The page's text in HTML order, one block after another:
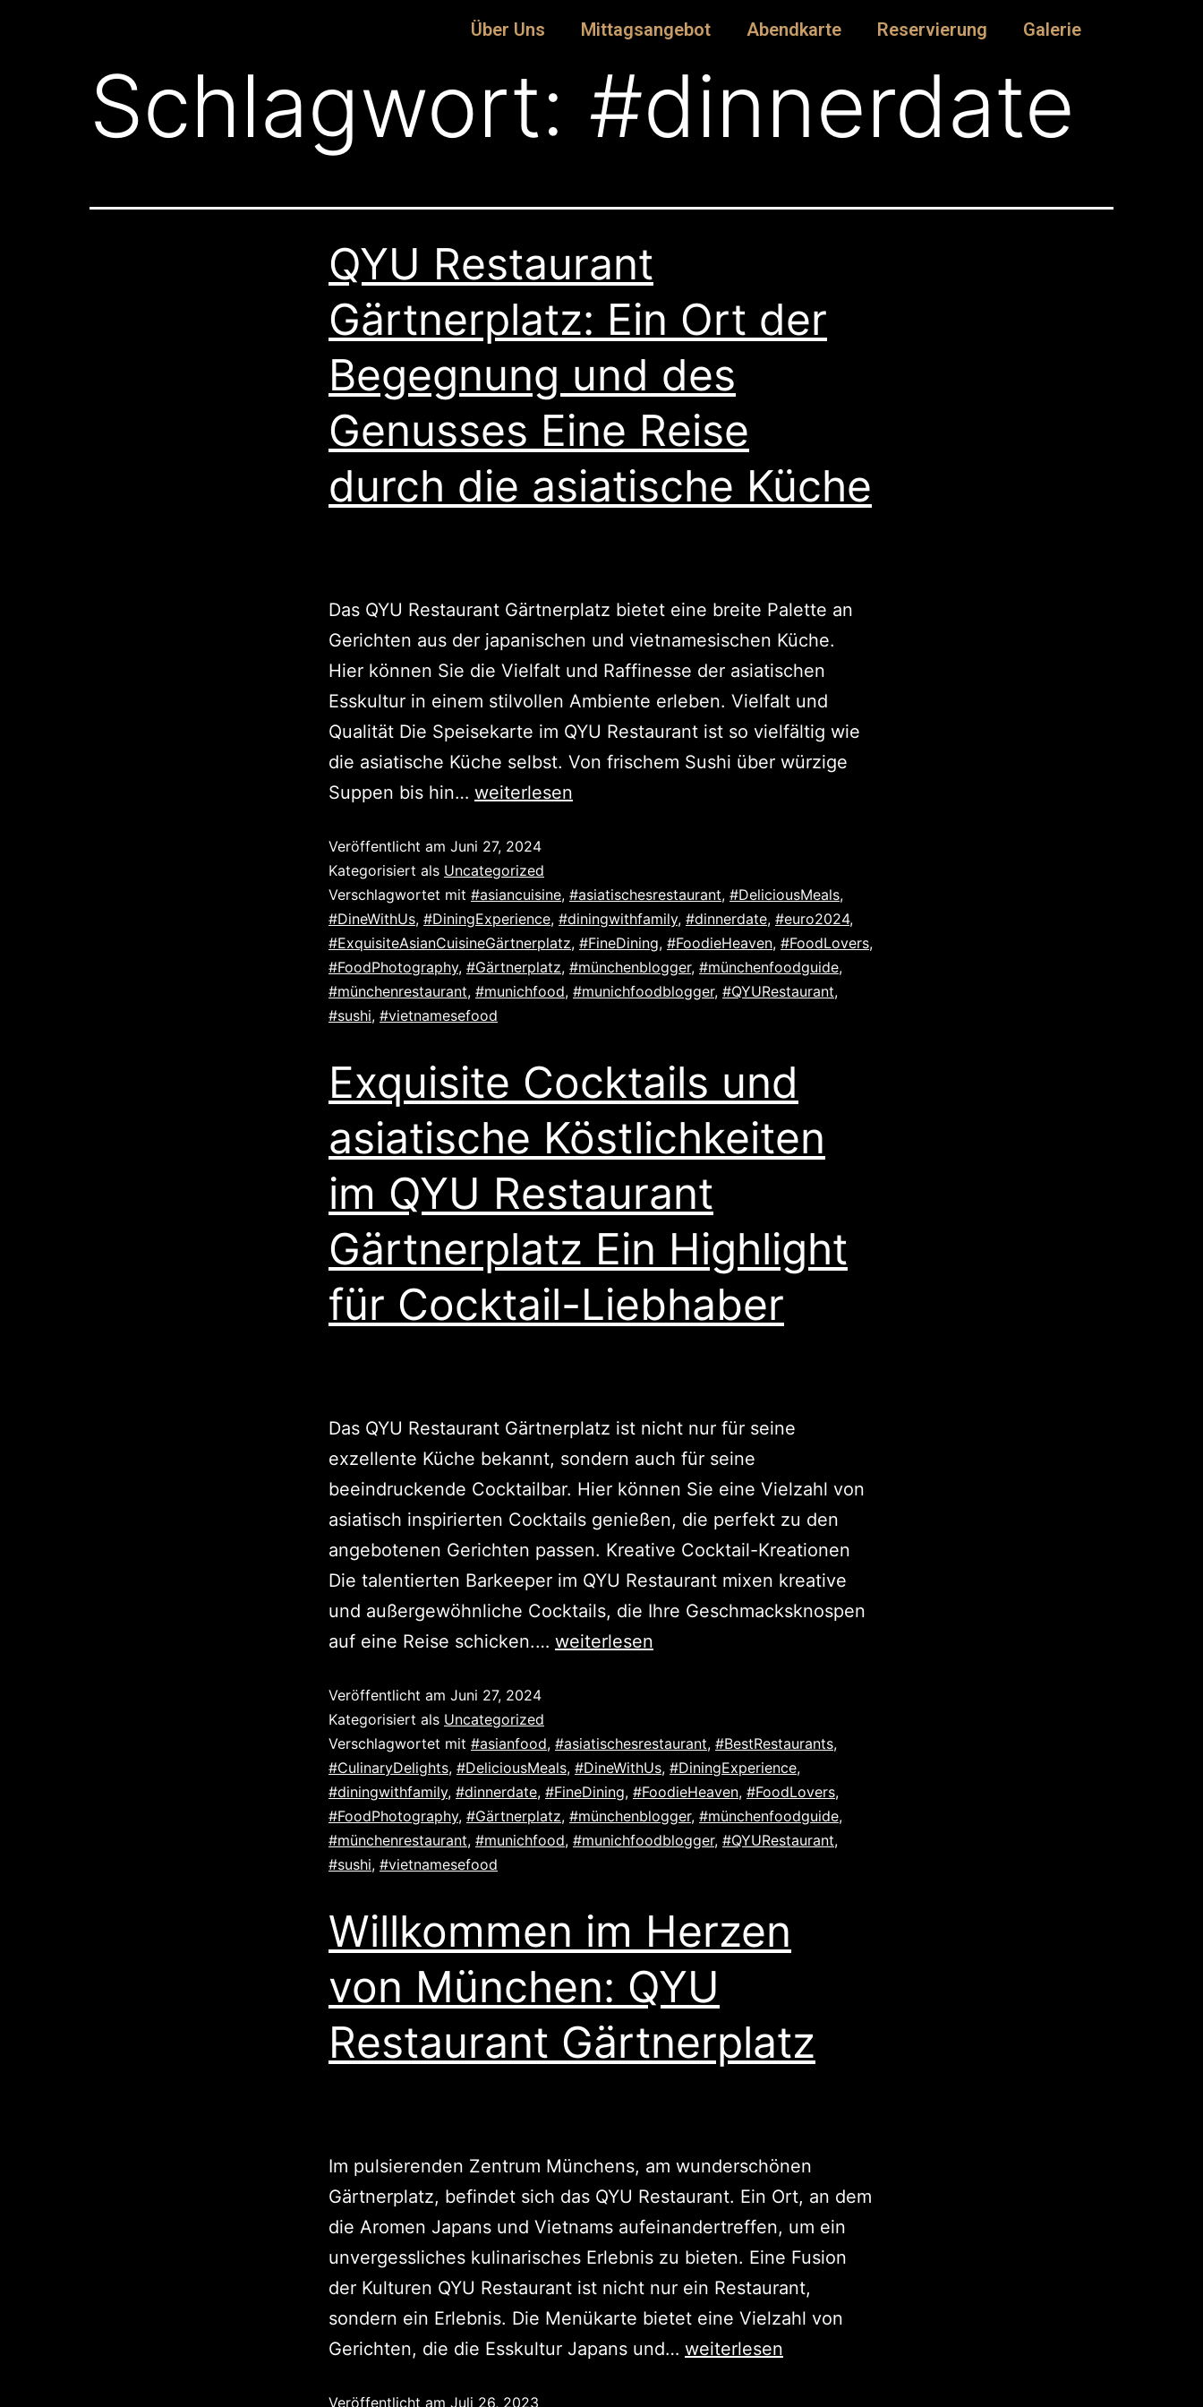
Über Uns Mittagsangebot Abendkarte Reservierung Galerie
Schlagwort: #dinnerdate
QYU Restaurant
Gärtnerplatz: Ein Ort der
Begegnung und des
Genusses Eine Reise
durch die asiatische Küche
Das QYU Restaurant Gärtnerplatz bietet eine breite Palette an
Gerichten aus der japanischen und vietnamesischen Küche.
Hier können Sie die Vielfalt und Raffinesse der asiatischen
Esskultur in einem stilvollen Ambiente erleben. Vielfalt und
Qualität Die Speisekarte im QYU Restaurant ist so vielfältig wie
die asiatische Küche selbst. Von frischem Sushi über würzige
Suppen bis hin… weiterlesen
Veröffentlicht am Juni 27, 2024
Kategorisiert als Uncategorized
Verschlagwortet mit #asiancuisine, #asiatischesrestaurant, #DeliciousMeals,
#DineWithUs, #DiningExperience, #diningwithfamily, #dinnerdate, #euro2024,
#ExquisiteAsianCuisineGärtnerplatz, #FineDining, #FoodieHeaven, #FoodLovers,
#FoodPhotography, #Gärtnerplatz, #münchenblogger, #münchenfoodguide,
#münchenrestaurant, #munichfood, #munichfoodblogger, #QYURestaurant,
#sushi, #vietnamesefood
Exquisite Cocktails und
asiatische Köstlichkeiten
im QYU Restaurant
Gärtnerplatz Ein Highlight
für Cocktail-Liebhaber
Das QYU Restaurant Gärtnerplatz ist nicht nur für seine
exzellente Küche bekannt, sondern auch für seine
beeindruckende Cocktailbar. Hier können Sie eine Vielzahl von
asiatisch inspirierten Cocktails genießen, die perfekt zu den
angebotenen Gerichten passen. Kreative Cocktail-Kreationen
Die talentierten Barkeeper im QYU Restaurant mixen kreative
und außergewöhnliche Cocktails, die Ihre Geschmacksknospen
auf eine Reise schicken.… weiterlesen
Veröffentlicht am Juni 27, 2024
Kategorisiert als Uncategorized
Verschlagwortet mit #asianfood, #asiatischesrestaurant, #BestRestaurants,
#CulinaryDelights, #DeliciousMeals, #DineWithUs, #DiningExperience,
#diningwithfamily, #dinnerdate, #FineDining, #FoodieHeaven, #FoodLovers,
#FoodPhotography, #Gärtnerplatz, #münchenblogger, #münchenfoodguide,
#münchenrestaurant, #munichfood, #munichfoodblogger, #QYURestaurant,
#sushi, #vietnamesefood
Willkommen im Herzen
von München: QYU
Restaurant Gärtnerplatz
Im pulsierenden Zentrum Münchens, am wunderschönen
Gärtnerplatz, befindet sich das QYU Restaurant. Ein Ort, an dem
die Aromen Japans und Vietnams aufeinandertreffen, um ein
unvergessliches kulinarisches Erlebnis zu bieten. Eine Fusion
der Kulturen QYU Restaurant ist nicht nur ein Restaurant,
sondern ein Erlebnis. Die Menükarte bietet eine Vielzahl von
Gerichten, die die Esskultur Japans und… weiterlesen
Veröffentlicht am Juli 26, 2023